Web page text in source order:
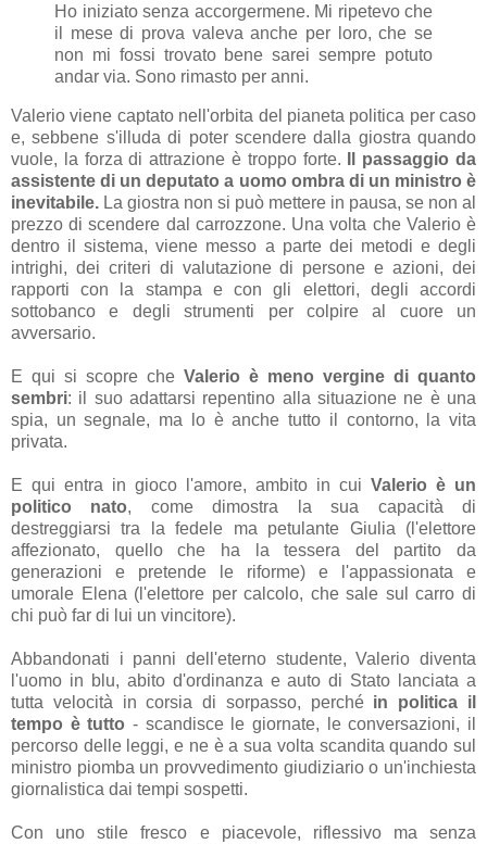
Ho iniziato senza accorgermene. Mi ripetevo che
il mese di prova valeva anche per loro, che se
non mi fossi trovato bene sarei sempre potuto
andar via. Sono rimasto per anni.
Valerio viene captato nell'orbita del pianeta politica per caso
e, sebbene s'illuda di poter scendere dalla giostra quando
vuole, la forza di attrazione è troppo forte. Il passaggio da
assistente di un deputato a uomo ombra di un ministro è
inevitabile. La giostra non si può mettere in pausa, se non al
prezzo di scendere dal carrozzone. Una volta che Valerio è
dentro il sistema, viene messo a parte dei metodi e degli
intrighi, dei criteri di valutazione di persone e azioni, dei
rapporti con la stampa e con gli elettori, degli accordi
sottobanco e degli strumenti per colpire al cuore un
avversario.
E qui si scopre che Valerio è meno vergine di quanto
sembri: il suo adattarsi repentino alla situazione ne è una
spia, un segnale, ma lo è anche tutto il contorno, la vita
privata.
E qui entra in gioco l'amore, ambito in cui Valerio è un
politico nato, come dimostra la sua capacità di
destreggiarsi tra la fedele ma petulante Giulia (l'elettore
affezionato, quello che ha la tessera del partito da
generazioni e pretende le riforme) e l'appassionata e
umorale Elena (l'elettore per calcolo, che sale sul carro di
chi può far di lui un vincitore).
Abbandonati i panni dell'eterno studente, Valerio diventa
l'uomo in blu, abito d'ordinanza e auto di Stato lanciata a
tutta velocità in corsia di sorpasso, perchéin politica il
tempo è tutto - scandisce le giornate, le conversazioni, il
percorso delle leggi, e ne è a sua volta scandita quando sul
ministro piomba un provvedimento giudiziario o un'inchiesta
giornalistica dai tempi sospetti.
Con uno stile fresco e piacevole, riflessivo ma senza